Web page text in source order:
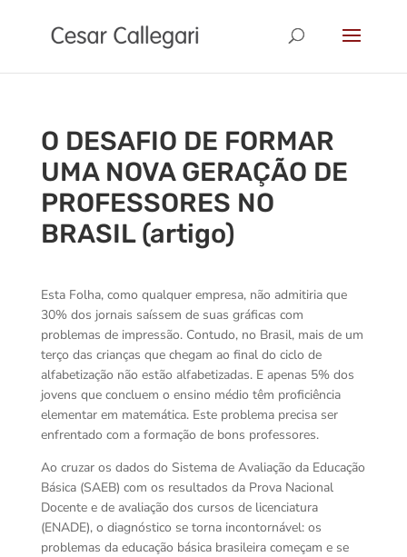
O DESAFIO DE FORMAR
UMA NOVA GERAÇÃO DE
PROFESSORES NO
BRASIL (artigo)
Esta Folha, como qualquer empresa, não admitiria que
30% dos jornais saíssem de suas gráficas com
problemas de impressão. Contudo, no Brasil, mais de um
terço das crianças que chegam ao final do ciclo de
alfabetização não estão alfabetizadas. E apenas 5% dos
jovens que concluem o ensino médio têm proficiência
elementar em matemática. Este problema precisa ser
enfrentado com a formação de bons professores.
Ao cruzar os dados do Sistema de Avaliação da Educação
Básica (SAEB) com os resultados da Prova Nacional
Docente e de avaliação dos cursos de licenciatura
(ENADE), o diagnóstico se torna incontornável: os
problemas da educação básica brasileira começam e se